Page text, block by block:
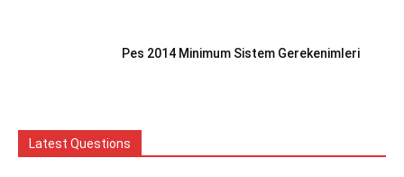
Pes 2014 Minimum Sistem Gerekenimleri
Latest Questions